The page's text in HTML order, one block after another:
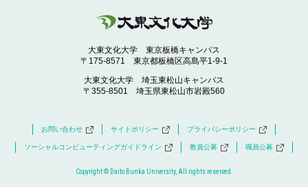
大東文化大学 東京板橋キャンパス
〒175-8571 東京都板橋区高島平1-9-1
大東文化大学 埼玉東松山キャンパス
〒355-8501 埼玉県東松山市岩殿560
お問い合わせ サイトポリシー プライバシーポリシー
ソーシャルコンピューティングガイドライン 教員公募 職員公募
Copyright © Daito Bunka University, All rights reserved.